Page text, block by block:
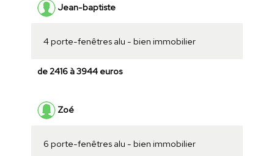
Jean-baptiste
4 porte-fenêtres alu - bien immobilier
de 2416 à 3944 euros
Zoé
6 porte-fenêtres alu - bien immobilier